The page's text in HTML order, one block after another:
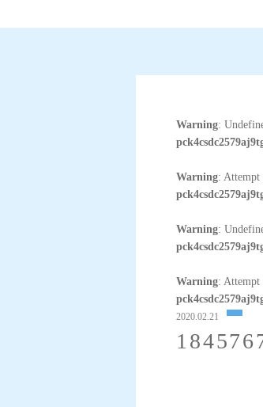
Warning:
Warning:
Warning:
Warning:
2020.02.21